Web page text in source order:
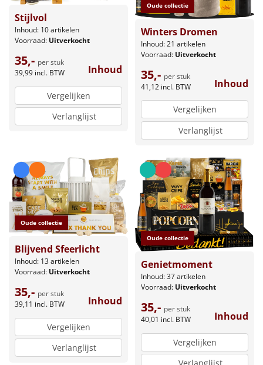
Stijlvol
Inhoud: 10 artikelen
Voorraad: Uitverkocht
35,- per stuk
39,99 incl. BTW Inhoud
Vergelijken
Verlanglijst
Oude collectie
Winters Dromen
Inhoud: 21 artikelen
Voorraad: Uitverkocht
35,- per stuk
41,12 incl. BTW Inhoud
Vergelijken
Verlanglijst
Oude collectie
Blijvend Sfeerlicht
Inhoud: 13 artikelen
Voorraad: Uitverkocht
35,- per stuk
39,11 incl. BTW Inhoud
Vergelijken
Verlanglijst
Oude collectie
Genietmoment
Inhoud: 37 artikelen
Voorraad: Uitverkocht
35,- per stuk
40,01 incl. BTW Inhoud
Vergelijken